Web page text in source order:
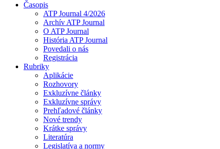
Časopis
ATP Journal 4/2026
Archív ATP Journal
O ATP Journal
História ATP Journal
Povedali o nás
Registrácia
Rubriky
Aplikácie
Rozhovory
Exkluzívne články
Exkluzívne správy
Prehľadové články
Nové trendy
Krátke správy
Literatúra
Legislatíva a normy